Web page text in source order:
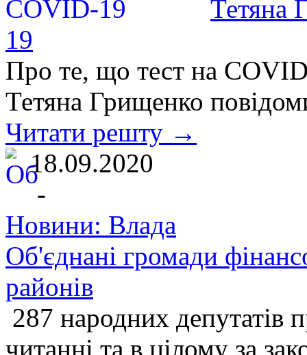
Тетяна
19
Про те, що тест на
Тетяна Грищенко
Читати решту →
18.09.2020
-
Новини: Влада
Об'єднані громади
районів
287 народних депутатів
читанні та в цілому за